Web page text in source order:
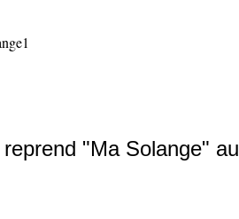
"Ma Solange" au